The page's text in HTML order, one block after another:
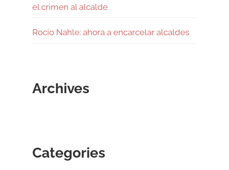
el crimen al alcalde
Rocío Nahle: ahora a encarcelar alcaldes
Archives
Categories